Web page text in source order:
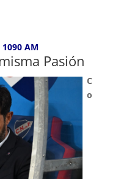
1090 AM
Pasión
C
o